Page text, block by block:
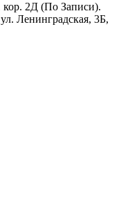
кор. 2Д (По Записи).
Ленинградская, 3Б,